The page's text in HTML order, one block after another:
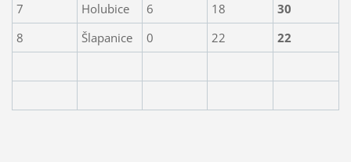
7
Holubice 6 18
30
8
Šlapanice 0 22 22